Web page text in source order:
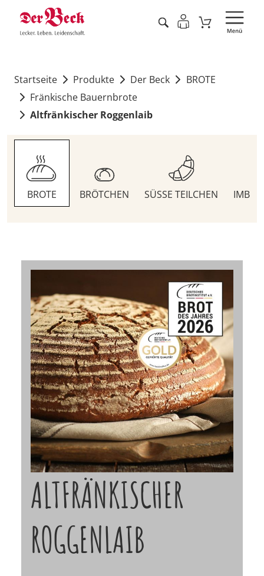
Startseite Produkte Der Beck
BROTE
Fränkische Bauernbrote
Altfränkischer Roggenlaib
BROTE BRÖTCHEN SÜSSE TEILCHEN
ALTFRÄNKISCHER
ROGGENLAIB